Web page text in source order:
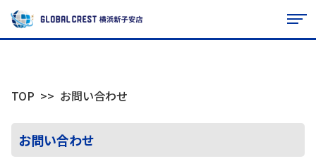
TOP お問い合わせ
お問い合わせ